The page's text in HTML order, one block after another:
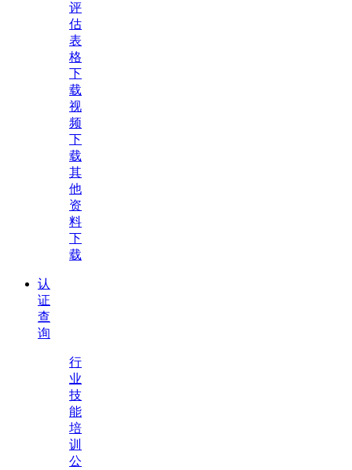
评
估
表
格
下
载
视
频
下
载
其
他
资
料
下
载
认
证
查
询
行
业
技
能
培
训
公